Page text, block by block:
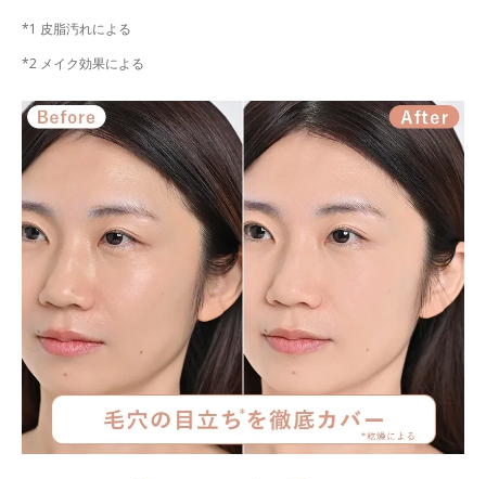
*1 皮脂汚れによる
*2 メイク効果による